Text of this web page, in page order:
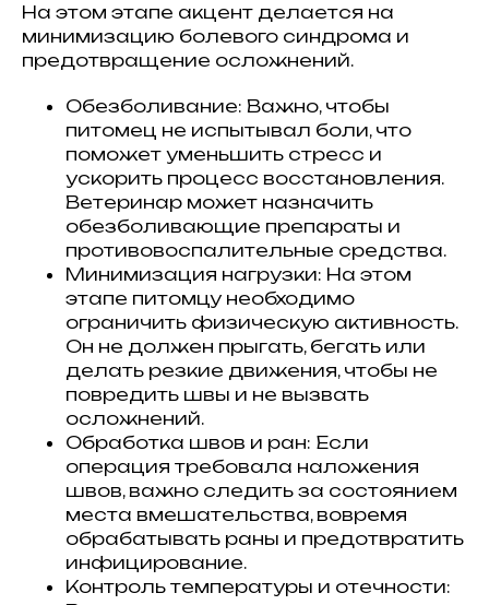
На этом этапе акцент делается на
минимизацию болевого синдрома и
предотвращение осложнений.
Обезболивание: Важно, чтобы
питомец не испытывал боли, что
поможет уменьшить стресс и
ускорить процесс восстановления.
Ветеринар может назначить
обезболивающие препараты и
противовоспалительные средства.
Минимизация нагрузки: На этом
этапе питомцу необходимо
ограничить физическую активность.
Он не должен прыгать, бегать или
делать резкие движения, чтобы не
повредить швы и не вызвать
осложнений.
Обработка швов и ран: Если
операция требовала наложения
швов, важно следить за состоянием
места вмешательства, вовремя
обрабатывать раны и предотвратить
инфицирование.
Контроль температуры и отечности: